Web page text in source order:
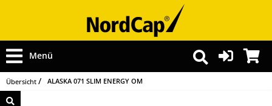
Menü
Übersicht ALASKA 071 SLIM ENERGY OM